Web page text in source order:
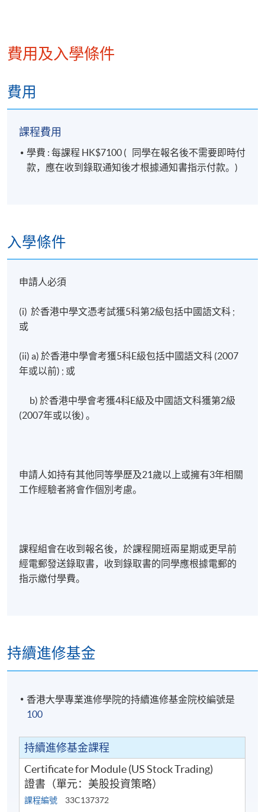
費用及入學條件
費用
課程費用
學費 : 每課程 HK$7100 ( 同學在報名後不需要即時付
款，應在收到錄取通知後才根據通知書指示付款。)
入學條件
申請人必須
(i) 於香港中學文憑考試獲5科第2級包括中國語文科 ;
或
(ii) a) 於香港中學會考獲5科E級包括中國語文科 (2007
年或以前) ; 或
b) 於香港中學會考獲4科E級及中國語文科獲第2級
(2007年或以後) 。
申請人如持有其他同等學歷及21歲以上或擁有3年相關
工作經驗者將會作個別考慮。
課程組會在收到報名後，於課程開班兩星期或更早前
經電郵發送錄取書，收到錄取書的同學應根據電郵的
指示繳付學費。
持續進修基金
香港大學專業進修學院的持續進修基金院校編號是
100
持續進修基金課程
Certificate for Module (US Stock Trading)
證書（單元：美股投資策略）
課程編號
33C137372